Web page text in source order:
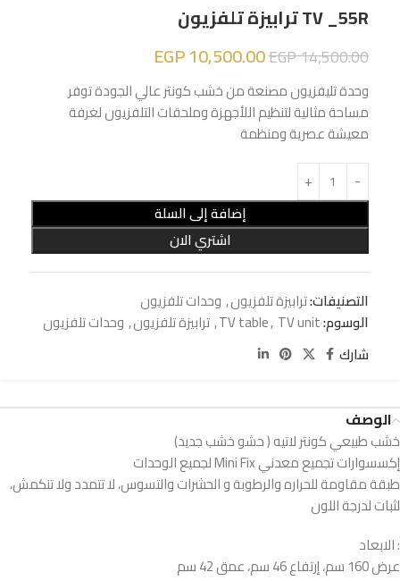
TV _55R ترابيزة تلفزيون
EGP14,500.00
EGP10,500.00
وحدة تليفزيون مصنعة من خشب كونتر عالي الجودة توفر
مساحة مثالية لتنظيم اللأجهزة وملحقات التلفزيون لغرفة
معيشة عصرية ومنظمة
إضافة إلى السلة
اشتري الان
التصنيفات:ترابيزة تلفزيون, وحدات تلفزيون
الوسوم:
TV table, TV unit
,ترابيزة تلفزيون, وحدات تلفزيون
شارك
الوصف
خشب طبيعي كونتر لاتيه ( حشو خشب جديد)
إكسسوارات تجميع معدني Mini Fix لجميع الوحدات
طبقة مقاومة للحراره والرطوبة و الحشرات والتسوس، لا تتمدد ولا تنكمش،
لثبات لدرجة اللون
: الابعاد
عرض 160 سم، إرتفاع 46 سم، عمق 42 سم